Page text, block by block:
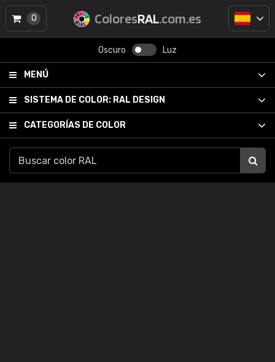
ColoresRAL.com.es
Oscuro Luz
MENÚ
SISTEMA DE COLOR: RAL DESIGN
CATEGORÍAS DE COLOR
0